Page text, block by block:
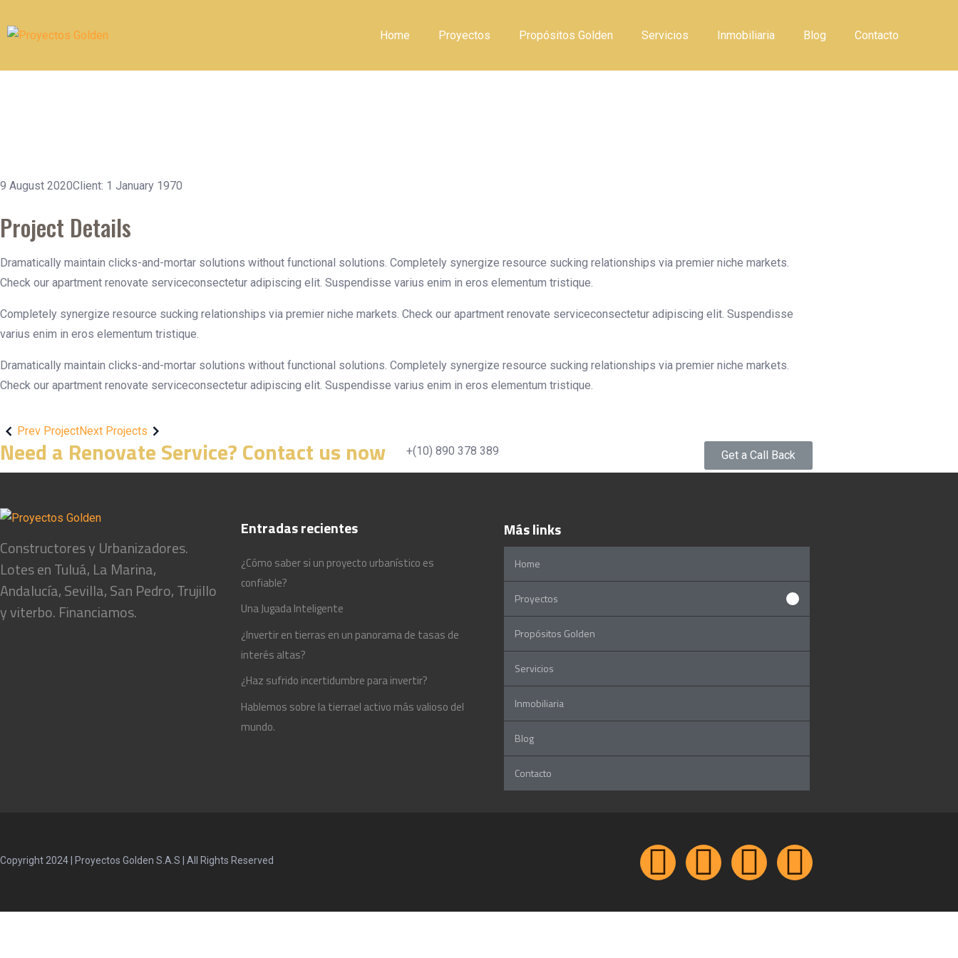
Home Proyectos Propósitos Golden Servicios Inmobiliaria Blog Contacto
9 August 2020Client: 1 January 1970
Project Details
Dramatically maintain clicks-and-mortar solutions without functional solutions. Completely synergize resource sucking relationships via premier niche markets.
Check our apartment renovate serviceconsectetur adipiscing elit. Suspendisse varius enim in eros elementum tristique.
Completely synergize resource sucking relationships via premier niche markets. Check our apartment renovate serviceconsectetur adipiscing elit. Suspendisse
varius enim in eros elementum tristique.
Dramatically maintain clicks-and-mortar solutions without functional solutions. Completely synergize resource sucking relationships via premier niche markets.
Check our apartment renovate serviceconsectetur adipiscing elit. Suspendisse varius enim in eros elementum tristique.
Prev ProjectNext Projects
Need a Renovate Service? Contact us now +(10) 890 378 389 Get a Call Back
Constructores y Urbanizadores.
Lotes en Tuluá, La Marina,
Andalucía, Sevilla, San Pedro, Trujillo
y viterbo. Financiamos.
Entradas recientes
¿Cómo saber si un proyecto urbanístico es
confiable?
Una Jugada Inteligente
¿Invertir en tierras en un panorama de tasas de
interés altas?
¿Haz sufrido incertidumbre para invertir?
Hablemos sobre la tierrael activo más valioso del
mundo.
Más links
Home
Proyectos
Propósitos Golden
Servicios
Inmobiliaria
Blog
Contacto
Copyright 2024 | Proyectos Golden S.A.S | All Rights Reserved